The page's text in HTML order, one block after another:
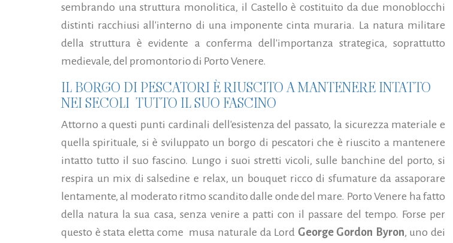
sembrando una struttura monolitica, il Castello è costituito da due monoblocchi
distinti racchiusi all'interno di una imponente cinta muraria. La natura militare
della struttura è evidente a conferma dell'importanza strategica, soprattutto
medievale, del promontorio di Porto Venere.
IL BORGO DI PESCATORI È RIUSCITO A MANTENERE INTATTO
NEI SECOLI TUTTO IL SUO FASCINO
Attorno a questi punti cardinali dell'esistenza del passato, la sicurezza materiale e
quella spirituale, si è sviluppato un borgo di pescatori che è riuscito a mantenere
intatto tutto il suo fascino. Lungo i suoi stretti vicoli, sulle banchine del porto, si
respira un mix di salsedine e relax, un bouquet ricco di sfumature da assaporare
lentamente, al moderato ritmo scandito dalle onde del mare. Porto Venere ha fatto
della natura la sua casa, senza venire a patti con il passare del tempo. Forse per
questo è stata eletta come musa naturale da Lord George Gordon Byron, uno dei